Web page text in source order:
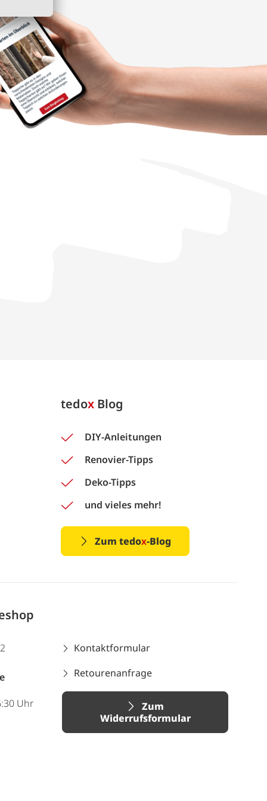
tedox Blog
DIY-Anleitungen
Renovier-Tipps
Deko-Tipps
und vieles mehr!
Zum tedox-Blog
Uhr
Kontaktformular
Retourenanfrage
Zum
Widerrufsformular